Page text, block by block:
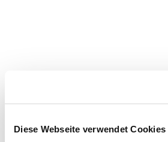
Diese Webseite verwendet Cookies
Dies könnte